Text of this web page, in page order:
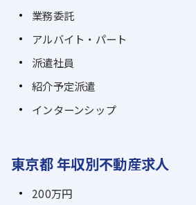
業務委託
アルバイト・パート
派遣社員
紹介予定派遣
インターンシップ
東京都 年収別不動産求人
200万円